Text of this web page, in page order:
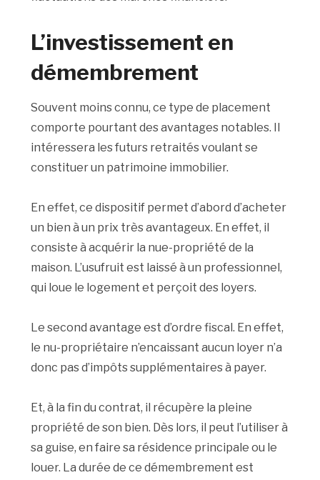
L’investissement en
démembrement
Souvent moins connu, ce type de placement
comporte pourtant des avantages notables. Il
intéressera les futurs retraités voulant se
constituer un patrimoine immobilier.
En effet, ce dispositif permet d’abord d’acheter
un bien à un prix très avantageux. En effet, il
consiste à acquérir la nue-propriété de la
maison. L’usufruit est laissé à un professionnel,
qui loue le logement et perçoit des loyers.
Le second avantage est d’ordre fiscal. En effet,
le nu-propriétaire n’encaissant aucun loyer n’a
donc pas d’impôts supplémentaires à payer.
Et, à la fin du contrat, il récupère la pleine
propriété de son bien. Dès lors, il peut l’utiliser à
sa guise, en faire sa résidence principale ou le
louer. La durée de ce démembrement est